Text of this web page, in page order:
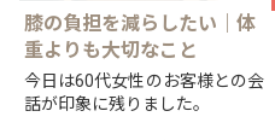
膝の負担を減らしたい｜体
重よりも大切なこと
今日は60代女性のお客様との会
話が印象に残りました。